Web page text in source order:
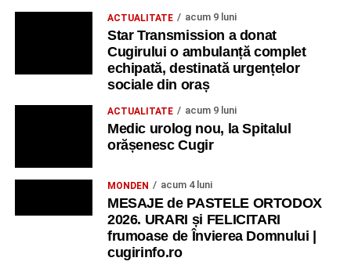
ACTUALITATE acum 9 luni
Star Transmission a donat
Cugirului o ambulanță complet
echipată, destinată urgențelor
sociale din oraș
ACTUALITATE acum 9 luni
Medic urolog nou, la Spitalul
orășenesc Cugir
MONDEN acum 4 luni
MESAJE de PASTELE ORTODOX
2026. URARI și FELICITARI
frumoase de Învierea Domnului |
cugirinfo.ro